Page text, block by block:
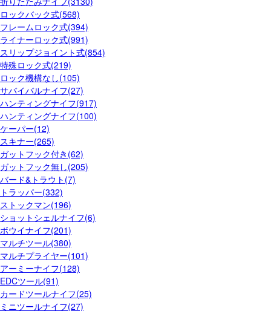
ロックバック式(568)
フレームロック式(394)
ライナーロック式(991)
スリップジョイント式(854)
特殊ロック式(219)
ロック機構なし(105)
サバイバルナイフ(27)
ハンティングナイフ(917)
ハンティングナイフ(100)
ケーパー(12)
スキナー(265)
ガットフック付き(62)
ガットフック無し(205)
バード&トラウト(7)
トラッパー(332)
ストックマン(196)
ショットシェルナイフ(6)
ボウイナイフ(201)
マルチツール(380)
マルチプライヤー(101)
アーミーナイフ(128)
EDCツール(91)
カードツールナイフ(25)
ミニツールナイフ(27)